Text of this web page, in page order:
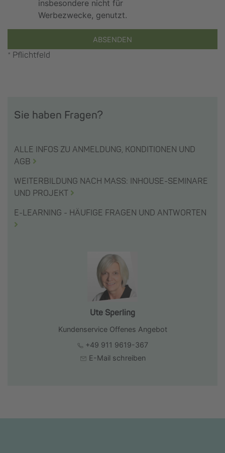
insbesondere nicht für
Werbezwecke, genutzt.
ABSENDEN
* Pflichtfeld
Sie haben Fragen?
ALLE INFOS ZU ANMELDUNG, KONDITIONEN UND
AGB
WEITERBILDUNG NACH MASS: INHOUSE-SEMINARE
UND PROJEKT
E-LEARNING - HÄUFIGE FRAGEN UND ANTWORTEN
Ute Sperling
Kundenservice Offenes Angebot
+49 911 9619-367
E-Mail schreiben